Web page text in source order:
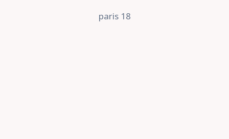
paris 18